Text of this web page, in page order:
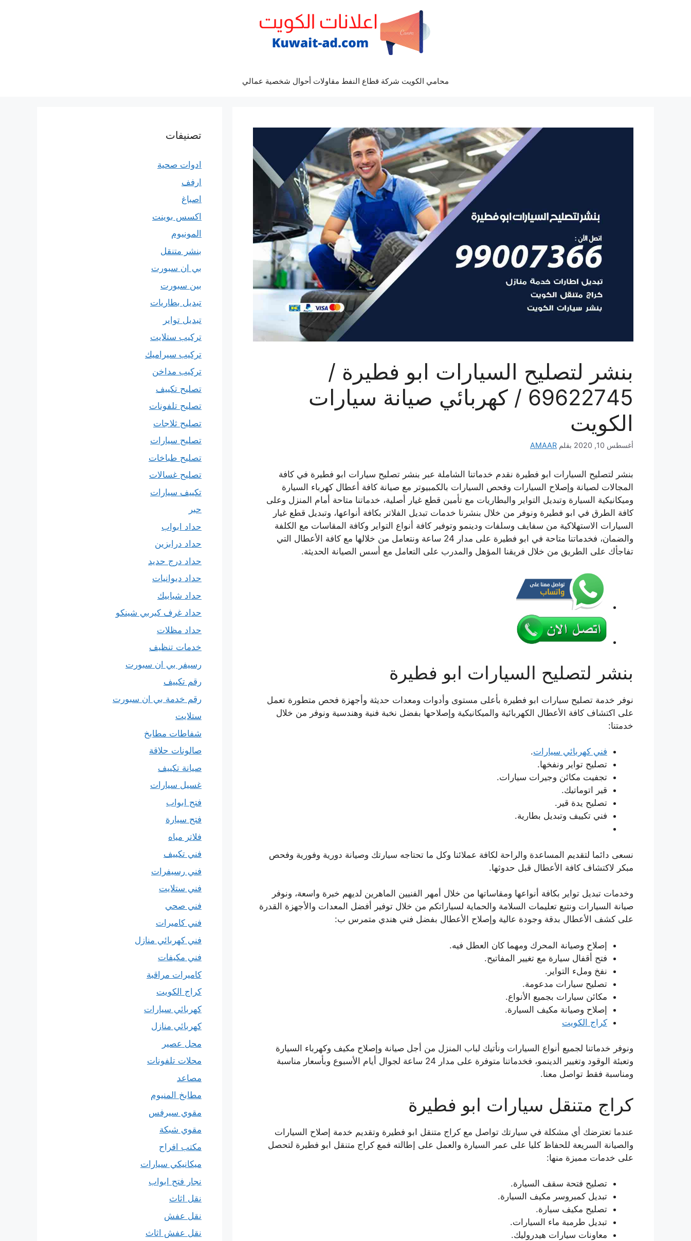
محامي الكويت شركة قطاع النفط مقاولات أحوال شخصية عمالي
بنشر لتصليح السيارات ابو فطيرة /
69622745 / كهربائي صيانة سيارات
الكويت
أغسطس 10, 2020 بقلم AMAAR
بنشر لتصليح السيارات ابو فطيرة نقدم خدماتنا الشاملة عبر بنشر تصليح سيارات ابو فطيرة في كافة
المجالات لصيانة وإصلاح السيارات وفحص السيارات بالكمبيوتر مع صيانة كافة أعطال كهرباء السيارة
وميكانيكية السيارة وتبديل التواير والبطاريات مع تأمين قطع غيار أصلية، خدماتنا متاحة أمام المنزل وعلى
كافة الطرق في ابو فطيرة ونوفر من خلال بنشرنا خدمات تبديل الفلاتر بكافة أنواعها، وتبديل قطع غيار
السيارات الاستهلاكية من سفايف وسلفات ودينمو وتوفير كافة أنواع التواير وكافة المقاسات مع الكلفة
والضمان، فخدماتنا متاحة في ابو فطيرة على مدار 24 ساعة ونتعامل من خلالها مع كافة الأعطال التي
تفاجأك على الطريق من خلال فريقنا المؤهل والمدرب على التعامل مع أسس الصيانة الحديثة.
بنشر لتصليح السيارات ابو فطيرة
نوفر خدمة تصليح سيارات ابو فطيرة بأعلى مستوى وأدوات ومعدات حديثة وأجهزة فحص متطورة تعمل
على اكتشاف كافة الأعطال الكهربائية والميكانيكية وإصلاحها بفضل نخبة فنية وهندسية ونوفر من خلال
خدمتنا:
فني كهربائي سيارات.
تصليح تواير ونفخها.
تجفيت مكائن وجيرات سيارات.
قير اتوماتيك.
تصليح يدة قير.
فني تكييف وتبديل بطارية.
نسعى دائما لتقديم المساعدة والراحة لكافة عملائنا وكل ما تحتاجه سيارتك وصيانة دورية وفورية وفحص
مبكر لاكتشاف كافة الأعطال قبل حدوثها.
وخدمات تبديل تواير بكافة أنواعها ومقاساتها من خلال أمهر الفنيين الماهرين لديهم خبرة واسعة، ونوفر
صيانة السيارات ونتبع تعليمات السلامة والحماية لسياراتكم من خلال توفير أفضل المعدات والأجهزة القدرة
على كشف الأعطال بدقة وجودة عالية وإصلاح الأعطال بفضل فني هندي متمرس ب:
إصلاح وصيانة المحرك ومهما كان العطل فيه.
فتح أقفال سيارة مع تغيير المفاتيح.
نفخ وملء التواير.
تصليح سيارات مدعومة.
مكائن سيارات بجميع الأنواع.
إصلاح وصيانة مكيف السيارة.
كراج الكويت
ونوفر خدماتنا لجميع أنواع السيارات ونأتيك لباب المنزل من أجل صيانة وإصلاح مكيف وكهرباء السيارة
وتعبئة الوقود وتغيير الدينمو، فخدماتنا متوفرة على مدار 24 ساعة لجوال أيام الأسبوع وبأسعار مناسبة
ومناسبة فقط تواصل معنا.
كراج متنقل سيارات ابو فطيرة
عندما تعترضك أي مشكلة في سيارتك تواصل مع كراج متنقل ابو فطيرة وتقديم خدمة إصلاح السيارات
والصيانة السريعة للحفاظ كليا على عمر السيارة والعمل على إطالته فمع كراج متنقل ابو فطيرة لتحصل
على خدمات مميزة منها:
تصليح فتحة سقف السيارة.
تبديل كمبروسر مكيف السيارة.
تصليح مكيف سيارة.
تبديل طرمبة ماء السيارات.
معاونات سيارات هيدروليك.
تصنيفات
ادوات صحية
ارفف
اصباغ
اكسس بوينت
المونيوم
بنشر متنقل
بي ان سبورت
بين سبورت
تبديل بطاريات
تبديل تواير
تركيب ستلايت
تركيب سيراميك
تركيب مداخن
تصليح تكييف
تصليح تلفونات
تصليح ثلاجات
تصليح سيارات
تصليح طباخات
تصليح غسالات
تكييف سيارات
حبر
حداد ابواب
حداد درابزين
حداد درج حديد
حداد ديوانيات
حداد شبابيك
حداد غرف كيربي شينكو
حداد مظلات
خدمات تنظيف
رسيفر بي ان سبورت
رقم تكييف
رقم خدمة بي ان سبورت
ستلايت
شفاطات مطابخ
صالونات حلاقة
صيانة تكييف
غسيل سيارات
فتح ابواب
فتح سيارة
فلاتر مياه
فني تكييف
فني رسيفرات
فني ستلايت
فني صحي
فني كاميرات
فني كهربائي منازل
فني مكيفات
كاميرات مراقبة
كراج الكويت
كهربائي سيارات
كهربائي منازل
محل عصير
محلات تلفونات
مصاعد
مطابخ المنيوم
مقوي سيرفس
مقوي شبكة
مكتب افراح
ميكانيكي سيارات
نجار فتح ابواب
نقل اثاث
نقل عفش
نقل عفش اثاث